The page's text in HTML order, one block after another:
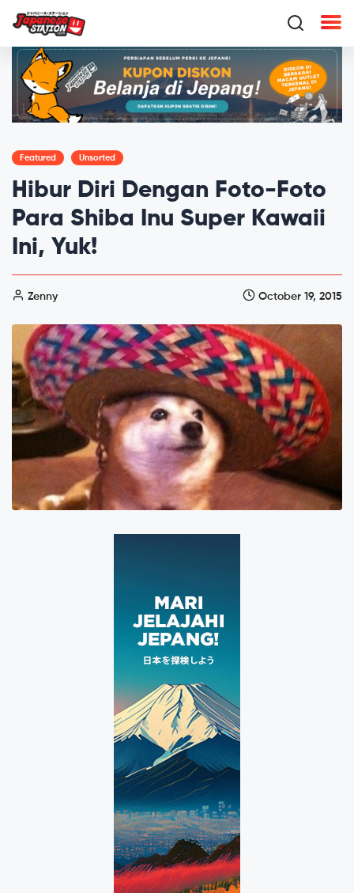
Featured Unsorted
Hibur Diri Dengan Foto-Foto
Para Shiba Inu Super Kawaii
Ini, Yuk!
Zenny October 19, 2015